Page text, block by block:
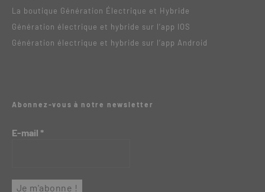
La boutique Génération Électrique et Hybride
Génération électrique et hybride sur l’app IOS
Génération électrique et hybride sur l’app Android
Abonnez-vous à notre newsletter
E-mail *